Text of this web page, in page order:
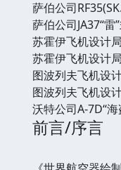
萨伯公司
萨伯公司JA37“雷
苏霍伊飞机设计
苏霍伊飞机设计
图波列夫飞机设
图波列夫飞机设
沃特公司A-7D“
前言/序言